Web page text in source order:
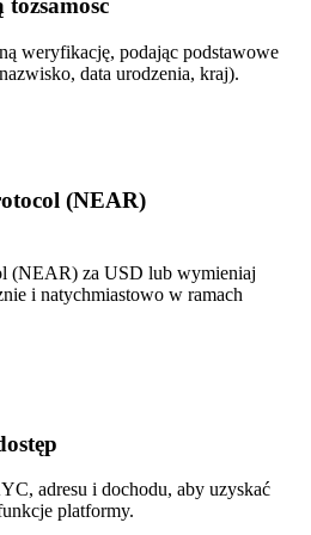
weryfikację, podając podstawowe
data urodzenia, kraj).
(NEAR)
(NEAR) za USD lub wymieniaj
i natychmiastowo w ramach
adresu i dochodu, aby uzyskać
platformy.